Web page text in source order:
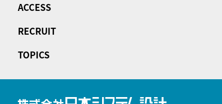
ACCESS
RECRUIT
TOPICS